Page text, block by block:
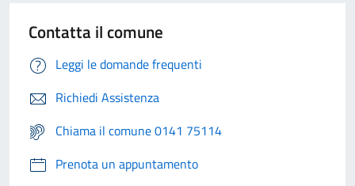
Contatta il comune
Leggi le domande frequenti
Richiedi Assistenza
Chiama il comune 0141 75114
Prenota un appuntamento